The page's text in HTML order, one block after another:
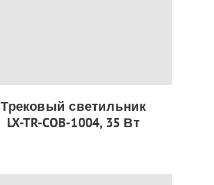
Трековый светильник
LX-TR-COB-1004, 35 Вт